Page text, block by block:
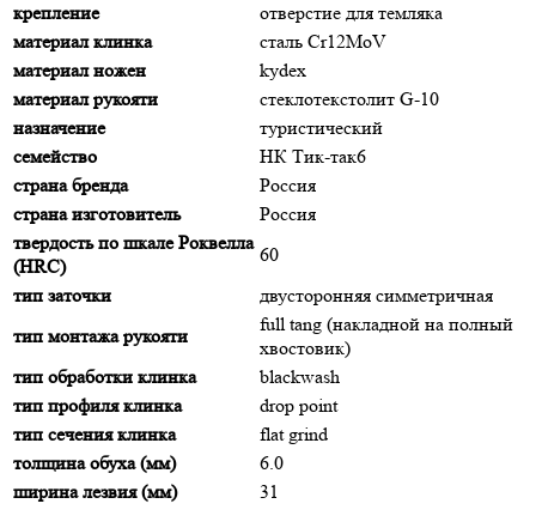
крепление
отверстие для темляка
материал клинка
сталь Cr12MoV
материал ножен
kydex
материал рукояти
стеклотекстолит G-10
назначение
туристический
семейство
НК Тик-так6
страна бренда
Россия
страна изготовитель
Россия
твердость по шкале Роквелла
(HRC)
60
тип заточки
двусторонняя симметричная
тип монтажа рукояти
full tang (накладной на полный
хвостовик)
тип обработки клинка
blackwash
тип профиля клинка
drop point
тип сечения клинка
flat grind
толщина обуха (мм)
6.0
ширина лезвия (мм)
31